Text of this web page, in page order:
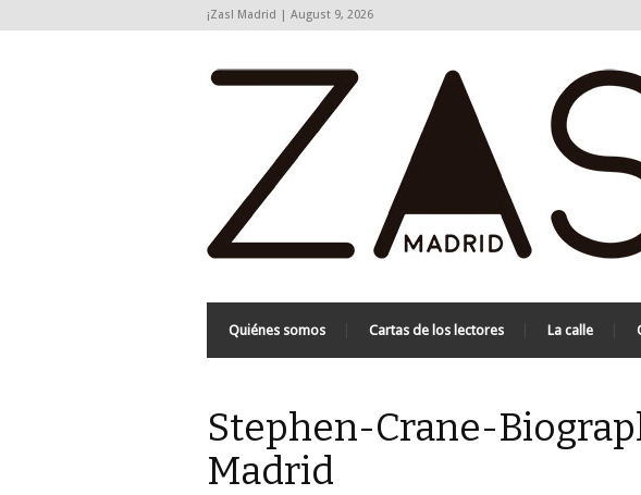
¡Zas! Madrid | August 9, 2026
Quiénes somos Cartas de los lectores La calle
Stephen-Crane-
Madrid